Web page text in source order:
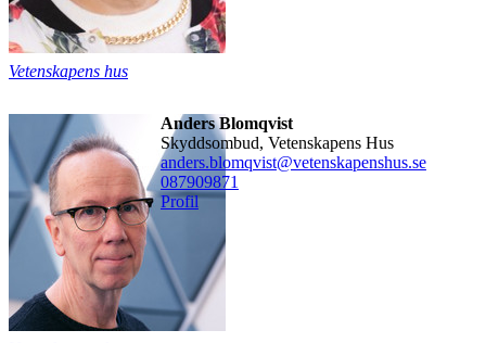
Vetenskapens hus
Anders Blomqvist
Skyddsombud, Vetenskapens Hus
anders.blomqvist@vetenskapenshus.se
087909871
Profil